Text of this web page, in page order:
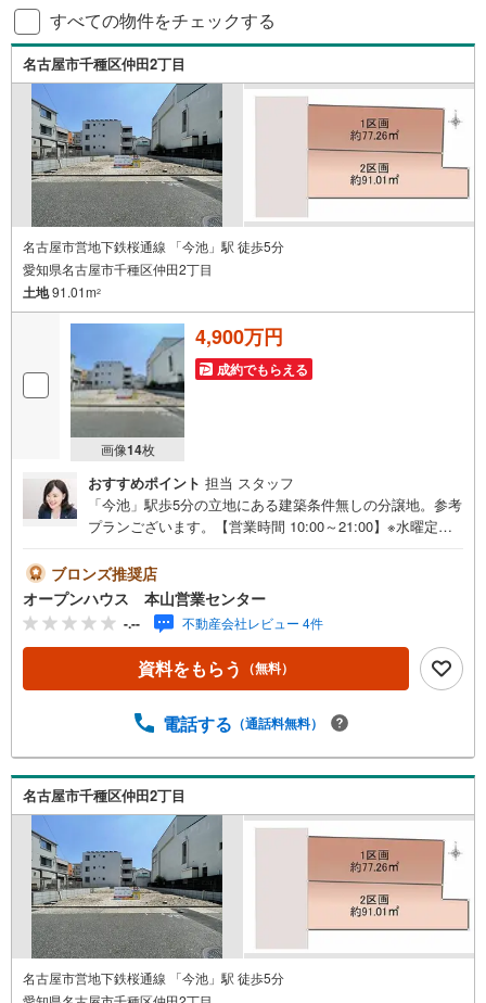
すべての物件をチェックする
名古屋市千種区仲田2丁目
名古屋市営地下鉄桜通線 「今池」駅 徒歩5分
愛知県名古屋市千種区仲田2丁目
土地91.01m2
画像14枚
4,900万円
成約でもらえる
おすすめポイント 担当 スタッフ
「今池」駅歩5分の立地にある建築条件無しの分譲地。参考
プランございます。【営業時間 10:00～21:00】※水曜定休
気軽にご連絡ください！現地を見学される場合は「室内・
現地を見学する（無料）」ボタンよりご希望の日時をご記
入いただけますとスムーズにご案内が可能です。◎現地の
ご案内について・平日や夜遅い時間帯もご案内が可能 ※定
休日を除く・経験豊富なスタッフが物件詳細を丁寧にご説
明いたします。・車でご自宅や最寄り駅等、ご指定の場所
す。◎個別FP相談会 無料物件のご紹介だけでなく住宅ロ
という方も大歓迎です！年間8000棟以上の限定物件を発表
しているオープンハウスだから出会える物件が多数ござい
ます。ぜひお気軽にご連絡・ご相談ください！※限定物件:
当社のみ、もしくは当社を含めた数社でのみご紹介可能な
オープンハウス・ディベロップメントの物件
ブロンズ推奨店
オープンハウス 本山営業センター
-.-- 不動産会社レビュー 4件
資料をもらう （無料）
電話する （通話料無料）
名古屋市千種区仲田2丁目
名古屋市営地下鉄桜通線 「今池」駅 徒歩5分